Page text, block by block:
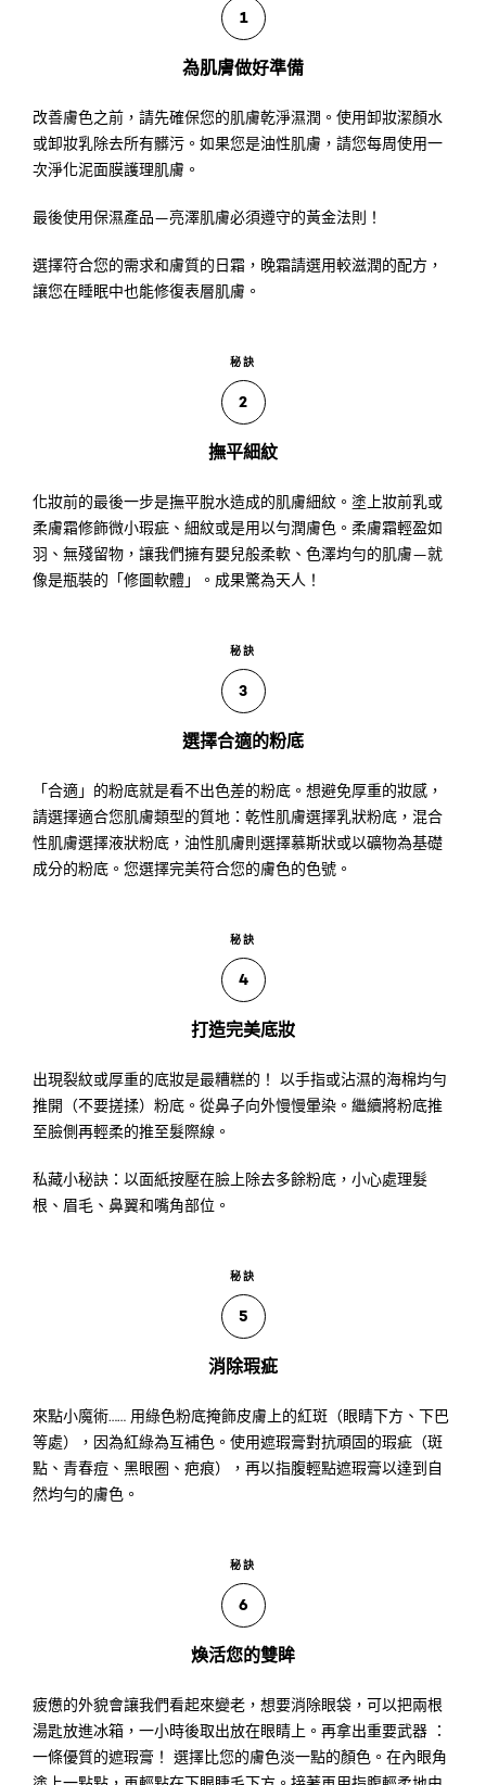
1
為肌膚做好準備
改善膚色之前，請先確保您的肌膚乾淨濕潤。使用卸妝潔顏水
或卸妝乳除去所有髒污。如果您是油性肌膚，請您每周使用一
次淨化泥面膜護理肌膚。
最後使用保濕產品—亮澤肌膚必須遵守的黃金法則！
選擇符合您的需求和膚質的日霜，晚霜請選用較滋潤的配方，
讓您在睡眠中也能修復表層肌膚。
秘訣
2
撫平細紋
化妝前的最後一步是撫平脫水造成的肌膚細紋。塗上妝前乳或
柔膚霜修飾微小瑕疵、細紋或是用以勻潤膚色。柔膚霜輕盈如
羽、無殘留物，讓我們擁有嬰兒般柔軟、色澤均勻的肌膚—就
像是瓶裝的「修圖軟體」。成果驚為天人！
秘訣
3
選擇合適的粉底
「合適」的粉底就是看不出色差的粉底。想避免厚重的妝感，
請選擇適合您肌膚類型的質地：乾性肌膚選擇乳狀粉底，混合
性肌膚選擇液狀粉底，油性肌膚則選擇慕斯狀或以礦物為基礎
成分的粉底。您選擇完美符合您的膚色的色號。
秘訣
4
打造完美底妝
出現裂紋或厚重的底妝是最糟糕的！ 以手指或沾濕的海棉均勻
推開（不要搓揉）粉底。從鼻子向外慢慢暈染。繼續將粉底推
至臉側再輕柔的推至髮際線。
私藏小秘訣：以面紙按壓在臉上除去多餘粉底，小心處理髮
根、眉毛、鼻翼和嘴角部位。
秘訣
5
消除瑕疵
來點小魔術…… 用綠色粉底掩飾皮膚上的紅斑（眼睛下方、下巴
等處），因為紅綠為互補色。使用遮瑕膏對抗頑固的瑕疵（斑
點、青春痘、黑眼圈、疤痕），再以指腹輕點遮瑕膏以達到自
然均勻的膚色。
秘訣
6
煥活您的雙眸
疲憊的外貌會讓我們看起來變老，想要消除眼袋，可以把兩根
湯匙放進冰箱，一小時後取出放在眼睛上。再拿出重要武器 ：
一條優質的遮瑕膏！ 選擇比您的膚色淡一點的顏色。在內眼角